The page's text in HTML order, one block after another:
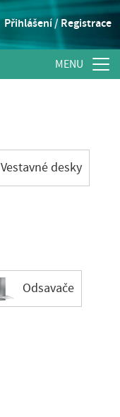
Přihlášení / Registrace
Vestavné desky
Odsavače